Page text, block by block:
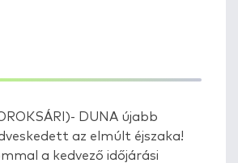
DUNA újabb
az elmúlt éjszaka!
a kedvező időjárási